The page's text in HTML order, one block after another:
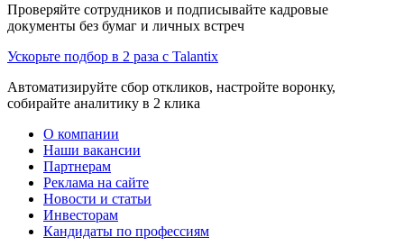
Проверяйте сотрудников и подписывайте кадровые
документы без бумаг и личных встреч
Ускорьте подбор в 2 раза с Talantix
Автоматизируйте сбор откликов, настройте воронку,
собирайте аналитику в 2 клика
О компании
Наши вакансии
Партнерам
Реклама на сайте
Новости и статьи
Инвесторам
Кандидаты по профессиям